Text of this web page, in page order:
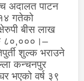
अदालत पाटन
गतेको
बीस लाख
८०,०००।–
शुल्क भराउने
कन्चनपुर
भएको वर्ष ३९